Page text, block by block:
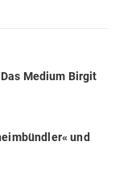
Medium Birgit
und